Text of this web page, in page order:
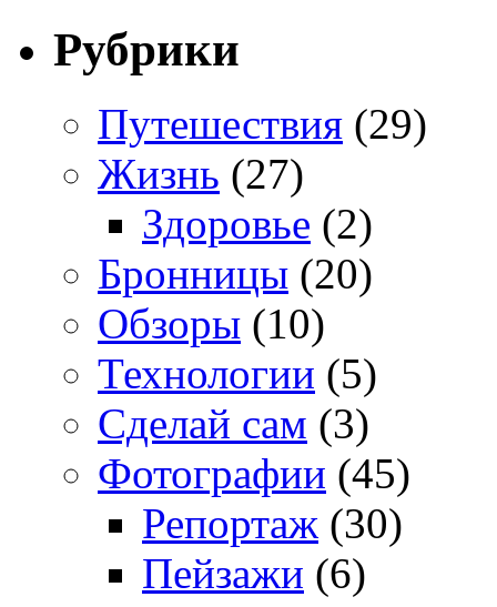
Рубрики
Путешествия (29)
Жизнь (27)
Здоровье (2)
Бронницы (20)
Обзоры (10)
Технологии (5)
Сделай сам (3)
Фотографии (45)
Репортаж (30)
Пейзажи (6)